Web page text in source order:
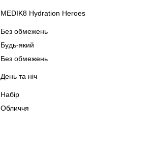
MEDIK8 Hydration Heroes
Без обмежень
Будь-який
Без обмежень
День та ніч
Набір
Обличчя